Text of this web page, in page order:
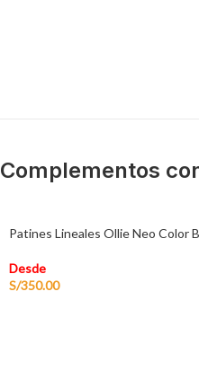
Complementos
Patines Lineales Ollie Neo Color
Desde
S/350.00